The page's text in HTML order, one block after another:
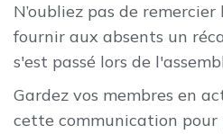
N’oubliez pas de
fournir aux absents un
s'est passé lors de
Gardez vos membres en
cette communication pour